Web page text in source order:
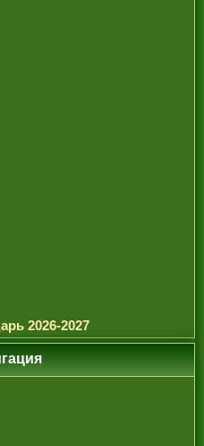
2026-2027